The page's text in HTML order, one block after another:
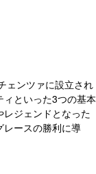
ェンツァに設立され
といった3つの基本
ジェンドとなった
レースの勝利に導